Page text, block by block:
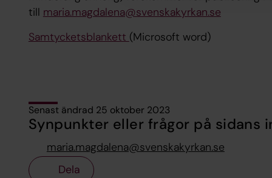
till maria.magdalena@svenskakyrkan.se
Samtycketsblankett (Microsoft word)
Senast ändrad 25 oktober 2023
Synpunkter eller frågor på sidans
maria.magdalena@svenskakyrkan.se
Dela